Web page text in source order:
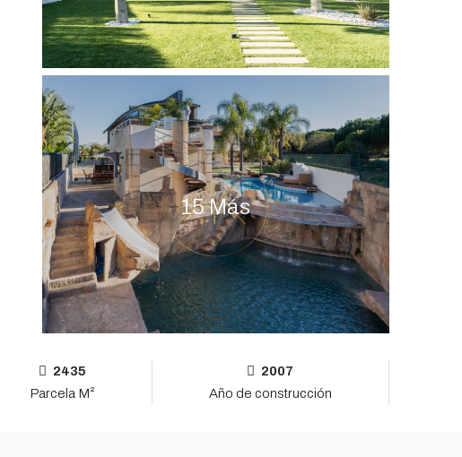
15 Más
2435
Parcela M²
2007
Año de construcción